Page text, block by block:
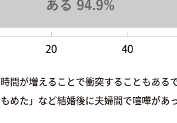
間が増えることで衝突することもある
めた」など結婚後に夫婦間で喧嘩があ